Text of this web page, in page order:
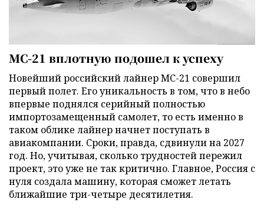
МС-21 вплотную подошел к успеху
Новейший российский лайнер МС-21 совершил
первый полет. Его уникальность в том, что в небо
впервые поднялся серийный полностью
импортозамещенный самолет, то есть именно в
таком облике лайнер начнет поступать в
авиакомпании. Сроки, правда, сдвинули на 2027
год. Но, учитывая, сколько трудностей пережил
проект, это уже не так критично. Главное, Россия с
нуля создала машину, которая сможет летать
ближайшие три-четыре десятилетия.